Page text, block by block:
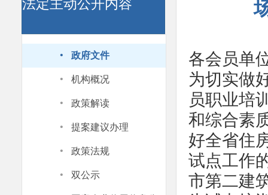
法定主动公开内容
· 政府文件
· 机构概况
· 政策解读
· 提案建议办理
· 政策法规
· 双公示
各会员单
为切实做
员职业培
和综合素
好全省住
试点工作
市第二建